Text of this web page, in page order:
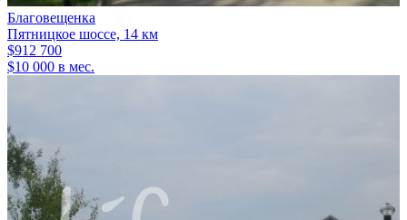
Благовещенка
Пятницкое шоссе, 14 км
$912 700
$10 000 в мес.